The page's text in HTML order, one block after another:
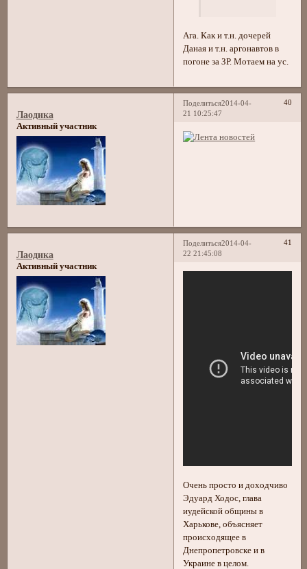
Ага. Как и т.н. дочерей
Даная и т.н. аргонавтов в
погоне за ЗР. Мотаем на ус.
Поделиться 40
2014-04-
21 10:25:47
Лаодика
Активный участник
Поделиться 41
2014-04-
22 21:45:08
Лаодика
Активный участник
Очень просто и доходчиво
Эдуард Ходос, глава
иудейской общины в
Харькове, объясняет
происходящее в
Днепропетровске и в
Украине в целом.